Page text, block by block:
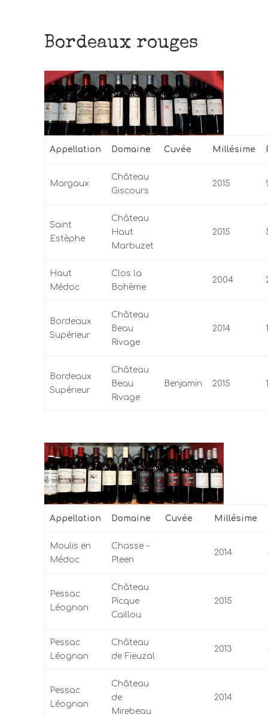
Bordeaux rouges
Appellation Domaine Cuvée Millésime
Margaux
Château
Giscours
2015
Saint
Estèphe
Château
Haut
Marbuzet
2015
Haut
Médoc
Clos la
Bohème
2004
Bordeaux
Supérieur
Château
Beau
Rivage
2014
Bordeaux
Supérieur
Château
Beau
Rivage
Benjamin 2015
Appellation Domaine Cuvée Millésime
Moulis en
Médoc
Chasse –
Pleen
2014
Pessac
Léognan
Château
Picque
Caillou
2015
Pessac
Léognan
Château
de Fieuzal
2013
Pessac
Léognan
Château
de
Mirebeau
2014